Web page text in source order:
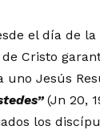
el día de la
Cristo
Jesús
”(Jn 20,
los